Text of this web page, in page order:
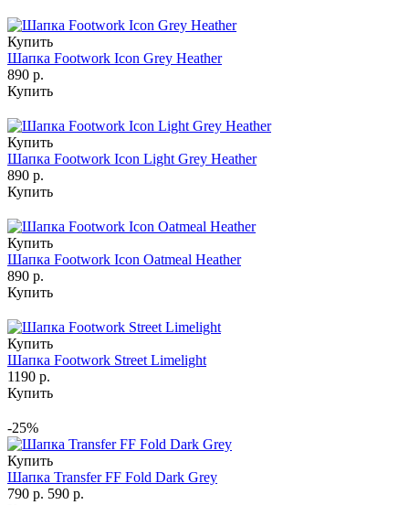
Купить
Шапка Footwork Icon Grey Heather
890 р.
Купить
Купить
Шапка Footwork Icon Light Grey Heather
890 р.
Купить
Купить
Шапка Footwork Icon Oatmeal Heather
890 р.
Купить
Купить
Шапка Footwork Street Limelight
1190 р.
Купить
-25%
Купить
Шапка Transfer FF Fold Dark Grey
790 р. 590 р.